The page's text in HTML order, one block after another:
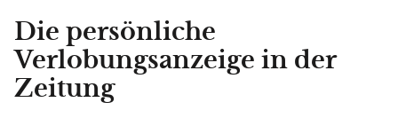
Die persönliche
Verlobungsanzeige in der
Zeitung